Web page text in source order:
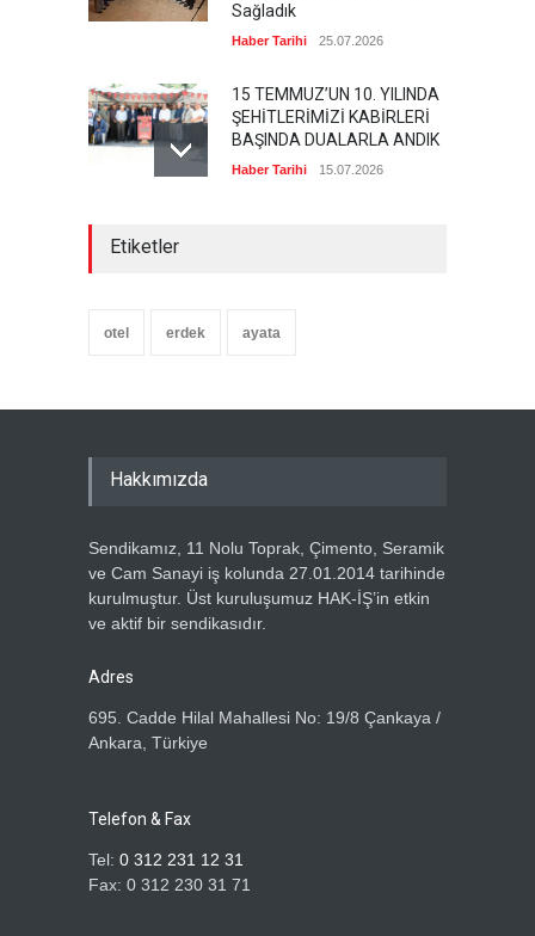
Sağladık
Haber Tarihi 25.07.2026
15 TEMMUZ’UN 10. YILINDA
ŞEHİTLERİMİZİ KABİRLERİ
BAŞINDA DUALARLA ANDIK
Haber Tarihi 15.07.2026
ARSLAN’A ZİYARET
5.07.2026
Haber Tarihi 2.07.2026
Haber Tarihi
Etiketler
otel erdek ayata
Hakkımızda
Sendikamız, 11 Nolu Toprak, Çimento, Seramik
ve Cam Sanayi iş kolunda 27.01.2014 tarihinde
kurulmuştur. Üst kuruluşumuz HAK-İŞ’in etkin
ve aktif bir sendikasıdır.
Adres
695. Cadde Hilal Mahallesi No: 19/8 Çankaya /
Ankara, Türkiye
Telefon & Fax
Tel: 0 312 231 12 31
Fax: 0 312 230 31 71